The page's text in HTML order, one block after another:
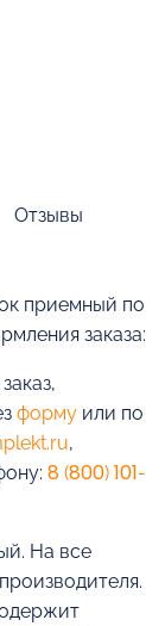
Отзывы
приемный по
заказа:
форму или по
,
8 (800) 101-
На все